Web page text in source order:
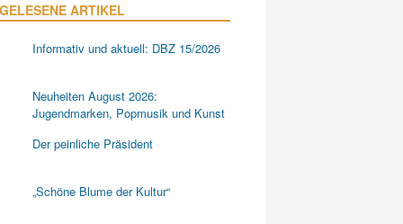
ARTIKEL
Informativ und aktuell: DBZ 15/2026
Neuheiten August 2026:
Jugendmarken, Popmusik und Kunst
Der peinliche Präsident
„Schöne Blume der Kultur“